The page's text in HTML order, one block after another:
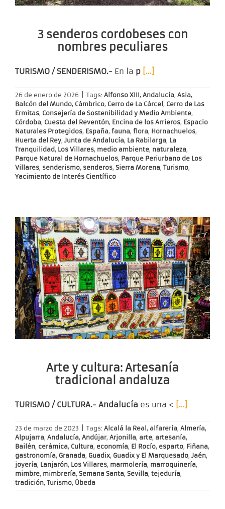
3 senderos cordobeses con
nombres peculiares
TURISMO / SENDERISMO.- En la p […]
26 de enero de 2026 Tags: Alfonso XIII, Andalucía, Asia,
Balcón del Mundo, Cámbrico, Cerro de La Cárcel , Cerro de Las
Ermitas, Consejería de Sostenibilidad y Medio Ambiente,
Córdoba, Cuesta del Reventón, Encina de los Arrieros, Espacio
Naturales Protegidos, España, fauna, flora, Hornachuelos,
Huerta del Rey, Junta de Andalucía, La Rabilarga, La
Tranquilidad , Los Villares, medio ambiente, naturaleza,
Parque Natural de Hornachuelos, Parque Periurbano de Los
Villares, senderismo, senderos, Sierra Morena, Turismo,
Yacimiento de Interés Científico
Arte y cultura: Artesanía
tradicional andaluza
TURISMO / CULTURA.- Andalucía es una < […]
23 de marzo de 2023 Tags: Alcalá la Real , alfarería, Almería,
Alpujarra, Andalucía, Andújar, Arjonilla, arte, artesanía,
Bailén, cerámica, Cultura, economía, El Rocío, esparto, Fiñana,
gastronomía, Granada, Guadix, Guadix y El Marquesado, Jaén,
joyería, Lanjarón, Los Villares, marmolería, marroquinería,
mimbre, mimbrería, Semana Santa, Sevilla, tejeduría,
tradición, Turismo, Úbeda